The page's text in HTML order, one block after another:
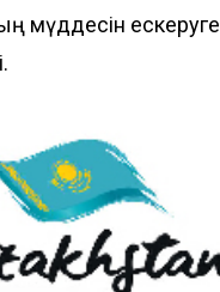
мүддесін ескеруге